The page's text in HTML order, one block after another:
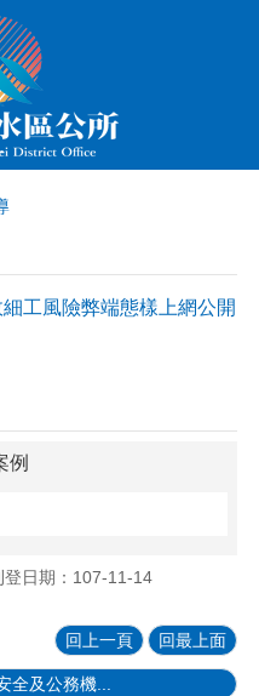
工風險弊端態樣上網公開
例
登日期：107-11-14
回上一頁 回最上面
全及公務機...